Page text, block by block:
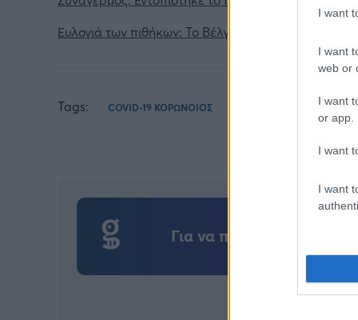
I want
I want
web or
I want
or app.
I want
I want
Ευλογιά των πιθήκων: Το Βέλγιο επιβάλλει
Tags: COVID-19 ΚΟΡΩΝΟΙΟΣ
Για να προσθέσεις το